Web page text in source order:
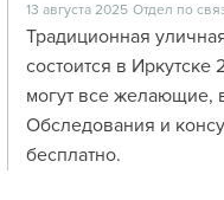
13 августа 2025 Отдел по
Традиционная
состоится в Иркутске
могут все желающие,
Обследования и
бесплатно.